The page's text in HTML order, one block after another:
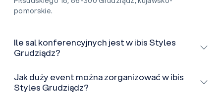
pomorskie.
Ile sal konferencyjnych jest w ibis Styles
Grudziądz?
Jak duży event można zorganizować w ibis
Styles Grudziądz?